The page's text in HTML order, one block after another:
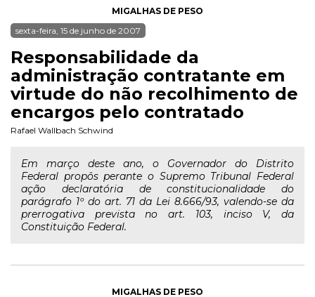
MIGALHAS DE PESO
sexta-feira, 15 de junho de 2007
Responsabilidade da
administração contratante em
virtude do não recolhimento de
encargos pelo contratado
Rafael Wallbach Schwind
Em março deste ano, o Governador do Distrito
Federal propôs perante o Supremo Tribunal Federal
ação declaratória de constitucionalidade do
parágrafo 1º do art. 71 da Lei 8.666/93, valendo-se da
prerrogativa prevista no art. 103, inciso V, da
Constituição Federal.
MIGALHAS DE PESO